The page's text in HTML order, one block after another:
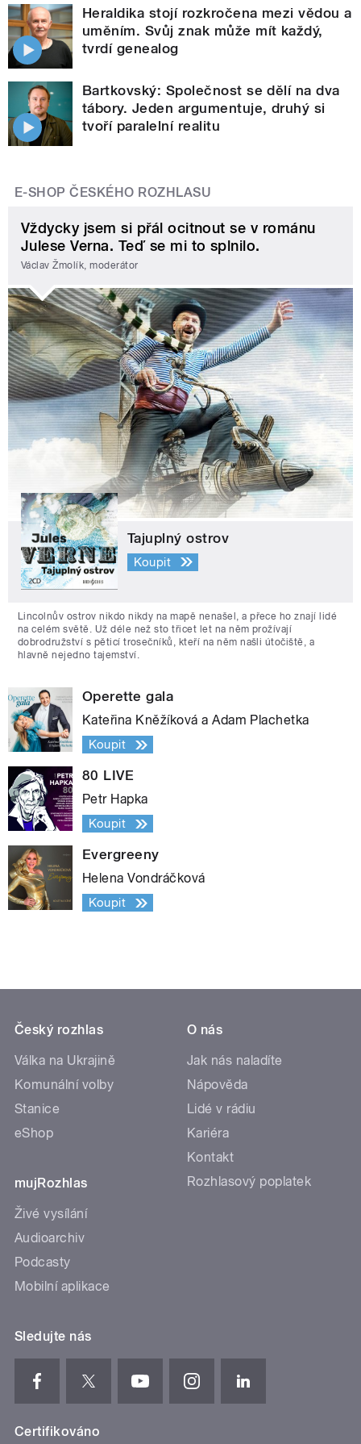
Heraldika stojí rozkročena mezi vědou a
uměním. Svůj znak může mít každý,
tvrdí genealog
Bartkovský: Společnost se dělí na dva
tábory. Jeden argumentuje, druhý si
tvoří paralelní realitu
E-SHOP ČESKÉHO ROZHLASU
Vždycky jsem si přál ocitnout se v románu
Julese Verna. Teď se mi to splnilo.
Václav Žmolík, moderátor
Tajuplný ostrov
Koupit
Lincolnův ostrov nikdo nikdy na mapě nenašel, a přece ho znají lidé
na celém světě. Už déle než sto třicet let na něm prožívají
dobrodružství s pěticí trosečníků, kteří na něm našli útočiště, a
hlavně nejedno tajemství.
Operette gala
Kateřina Kněžíková a Adam Plachetka
Koupit
80 LIVE
Petr Hapka
Koupit
Evergreeny
Helena Vondráčková
Koupit
Český rozhlas
Válka na Ukrajině
Komunální volby
Stanice
eShop
mujRozhlas
Živé vysílání
Audioarchiv
Podcasty
Mobilní aplikace
O nás
Jak nás naladíte
Nápověda
Lidé v rádiu
Kariéra
Kontakt
Rozhlasový poplatek
Sledujte nás
Certifikováno